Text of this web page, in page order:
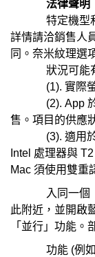
法律聲明
特定機型和選
詳情請洽銷售人
同。奈米紋理選
狀況可能有
(1). 實際螢幕
(2). App 於
售。項目的供應
(3). 適用於配
Intel 處理器與
Mac 須使用雙重
入同一個 「
此附近，並開啟
「並行」功能。
功能 (例